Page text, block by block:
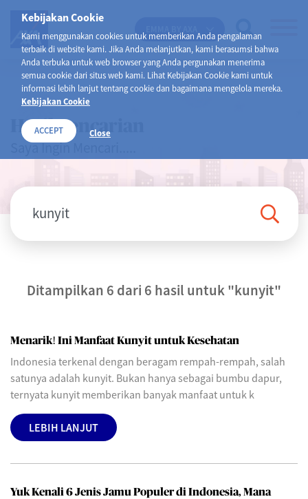
Kebijakan Cookie
Kami menggunakan cookies untuk memberikan Anda pengalaman
terbaik di website kami. Jika Anda melanjutkan, kami berasumsi bahwa
Anda terbuka untuk web browser yang Anda pergunakan menerima
semua cookie dari situs web kami. Lihat Kebijakan Cookie kami untuk
informasi lebih lanjut tentang cookie dan bagaimana mengelola mereka.
Kebijakan Cookie
ACCEPT Close
Hasil Pencarian
Saya Ingin Mencari.....
Ditampilkan 6 dari 6 hasil untuk"kunyit"
Menarik! Ini Manfaat Kunyit untuk Kesehatan
Indonesia terkenal dengan beragam rempah-rempah, salah
satunya adalah kunyit. Bukan hanya sebagai bumbu dapur,
ternyata kunyit memberikan banyak manfaat untuk k
LEBIH LANJUT
Yuk Kenali 6 Jenis Jamu Populer di Indonesia, Mana